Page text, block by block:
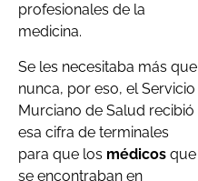
profesionales de la
medicina.
Se les necesitaba más que
nunca, por eso, el Servicio
Murciano de Salud recibió
esa cifra de terminales
para que los médicos que
se encontraban en